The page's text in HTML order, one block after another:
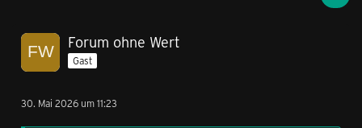
Forum ohne Wert
Gast
30. Mai 2026 um 11:23